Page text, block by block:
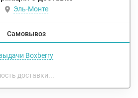
Эль-Монте
Самовывоз
Boxberry
доставки...